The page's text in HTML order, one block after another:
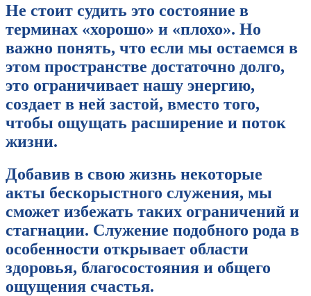
Не стоит судить это состояние в
терминах «хорошо» и «плохо». Но
важно понять, что если мы остаемся в
этом пространстве достаточно долго,
это ограничивает нашу энергию,
создает в ней застой, вместо того,
чтобы ощущать расширение и поток
жизни.
Добавив в свою жизнь некоторые
акты бескорыстного служения, мы
сможет избежать таких ограничений и
стагнации. Служение подобного рода в
особенности открывает области
здоровья, благосостояния и общего
ощущения счастья.